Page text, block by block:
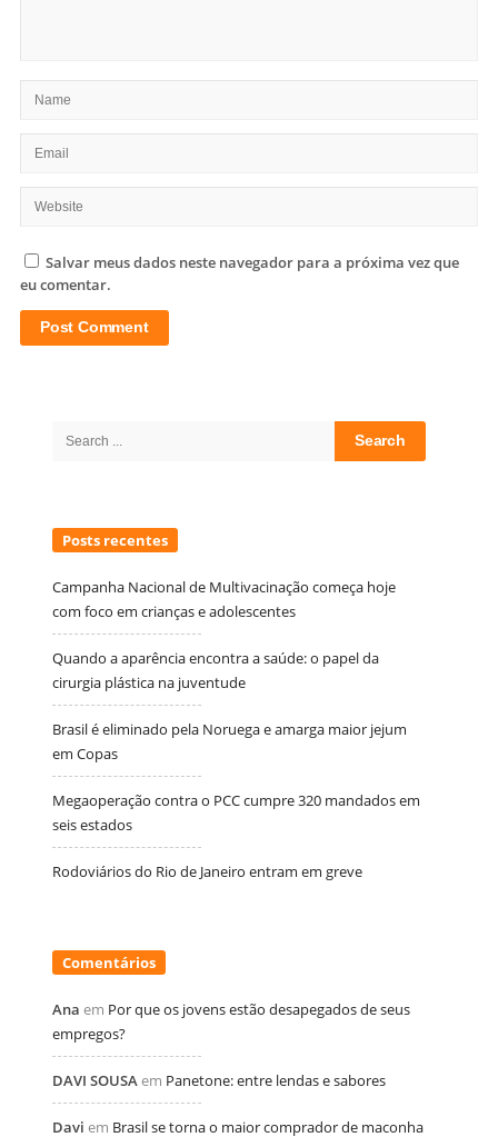
Salvar meus dados neste navegador para a próxima vez que
eu comentar.
Posts recentes
Campanha Nacional de Multivacinação começa hoje
com foco em crianças e adolescentes
Quando a aparência encontra a saúde: o papel da
cirurgia plástica na juventude
Brasil é eliminado pela Noruega e amarga maior jejum
em Copas
Megaoperação contra o PCC cumpre 320 mandados em
seis estados
Rodoviários do Rio de Janeiro entram em greve
Comentários
Ana em Por que os jovens estão desapegados de seus
empregos?
DAVI SOUSA em Panetone: entre lendas e sabores
Davi em Brasil se torna o maior comprador de maconha